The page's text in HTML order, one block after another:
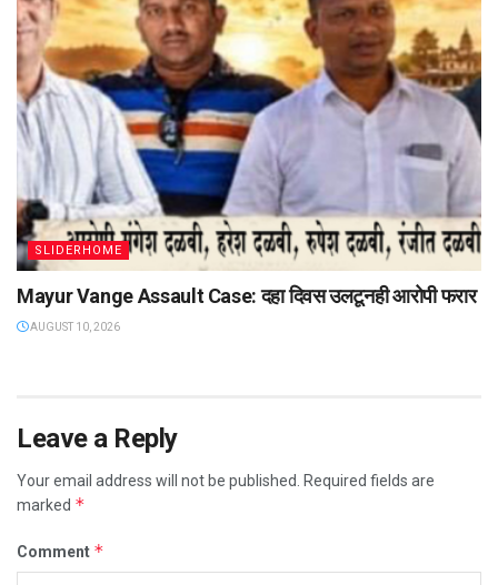
SLIDERHOME
Mayur Vange Assault Case: दहा दिवस उलटूनही आरोपी फरार
AUGUST 10, 2026
Leave a Reply
Your email address will not be published.
Required fields are
marked *
Comment *